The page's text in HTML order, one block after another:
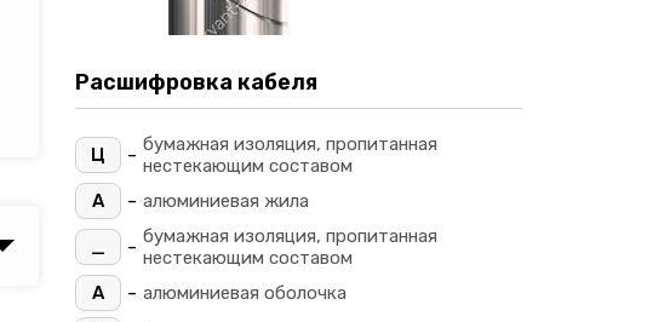
Расшифровка кабеля
Ц - бумажная изоляция, пропитанная
нестекающим составом
А
- алюминиевая жила
_ - бумажная изоляция, пропитанная
нестекающим составом
А
- алюминиевая оболочка